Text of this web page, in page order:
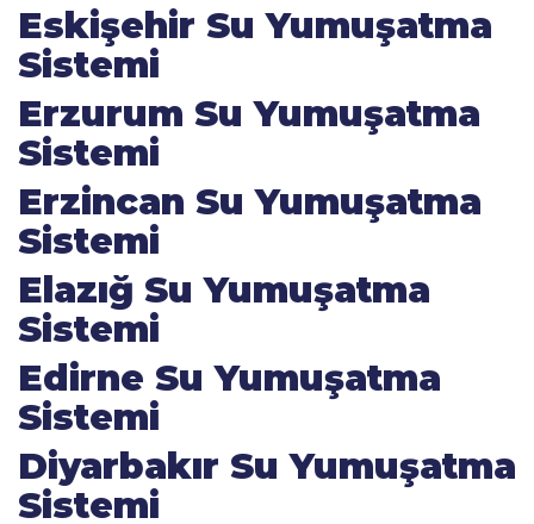
Eskişehir Su Yumuşatma
Sistemi
Erzurum Su Yumuşatma
Sistemi
Erzincan Su Yumuşatma
Sistemi
Elazığ Su Yumuşatma
Sistemi
Edirne Su Yumuşatma
Sistemi
Diyarbakır Su Yumuşatma
Sistemi